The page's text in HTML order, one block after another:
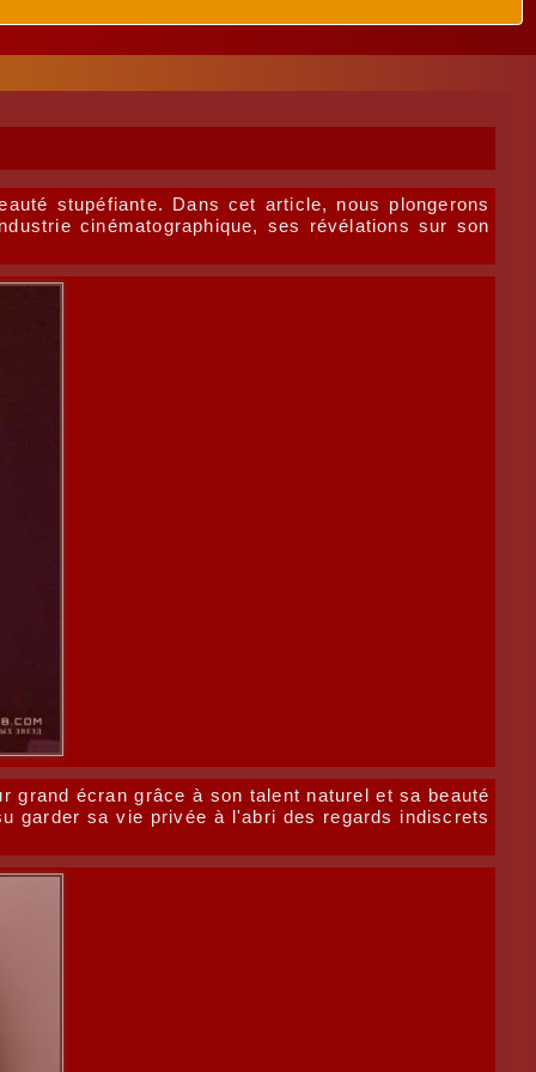
stupéfiante. Dans cet article, nous plongerons
cinématographique, ses révélations sur son
grand écran grâce à son talent naturel et sa beauté
garder sa vie privée à l'abri des regards indiscrets